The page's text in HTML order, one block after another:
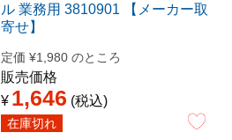
ル 業務用 3810901 【メーカー取
寄せ】
定価 ¥1,980 のところ
販売価格
¥ 1,646 税込
在庫切れ